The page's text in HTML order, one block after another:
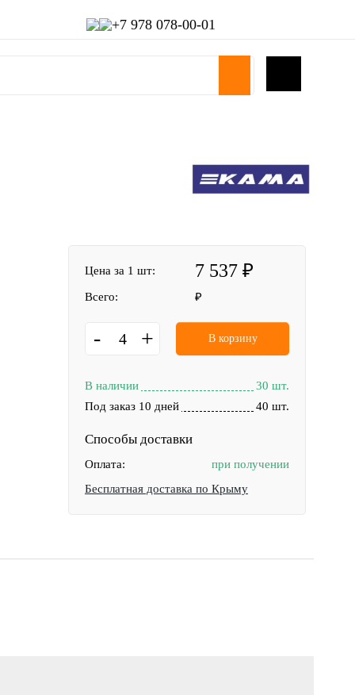
+7 978 078-00-01
Цена за 1 шт: 7 537
Всего:
- + В корзину
В наличии
30 шт.
Под заказ 10 дней
40 шт.
Способы доставки
Оплата:
при получении
Бесплатная доставка по Крыму